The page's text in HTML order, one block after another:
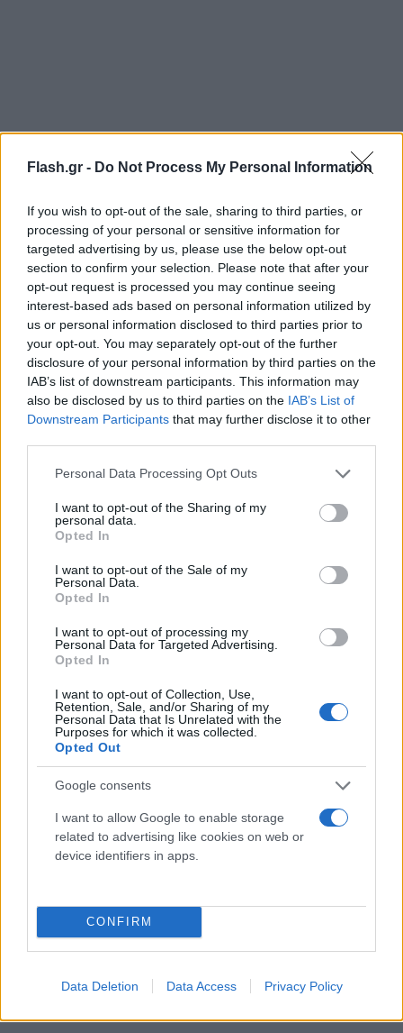
Flash.gr - Do Not Process My Personal Information
If you wish to opt-out of the sale, sharing to third parties, or
processing of your personal or sensitive information for
targeted advertising by us, please use the below opt-out
section to confirm your selection. Please note that after your
opt-out request is processed you may continue seeing
interest-based ads based on personal information utilized by
us or personal information disclosed to third parties prior to
your opt-out. You may separately opt-out of the further
disclosure of your personal information by third parties on the
IAB’s list of downstream participants. This information may
also be disclosed by us to third parties on the IAB’s List of
Downstream Participants that may further disclose it to other
Please note that this website/app uses one or more Google
not limited to your visit or usage behaviour. You may click to
grant or deny consent to Google and its third-party tags to
use your data for below specified purposes in below Google
consent section.
Personal Data Processing Opt Outs
I want to opt-out of the Sharing of my
personal data.
Opted In
I want to opt-out of the Sale of my
Personal Data.
Opted In
I want to opt-out of processing my
Personal Data for Targeted Advertising.
Opted In
I want to opt-out of Collection, Use,
Retention, Sale, and/or Sharing of my
Personal Data that Is Unrelated with the
Purposes for which it was collected.
Opted Out
Google consents
I want to allow Google to enable storage
related to advertising like cookies on web or
device identifiers in apps.
CONFIRM
Data Deletion Data Access Privacy Policy
«Μόλις φτάσουμε σε έναν κρίσιμο όγκο, όταν
εμβολιαστούν αρκετά εκατομμύρια άνθρωποι, θα
μπορέσουμε να ανοίξουμε ξανά το εμπόριο, τα
καταστήματα, τα εστιατόρια, τα πάντα. Κάποιος θα
μπορεί να ταξιδέψει στο εξωτερικό, να
δραστηριοποιείται επιχειρηματικά και να ταξιδέψει
στο Ντουμπάι, το Αμπού Ντάμπι, το Μπαχρέιν»,
είπε ο Νετανιάχου. Ο συντηρητικός πρωθυπουργός
θα είναι για πολλοστή φορά υποψήφιος στις
πρόωρες εκλογές της 23ης Μαρτίου, που
προκηρύχθηκαν μετά την κατάρρευση του
κυβερνώντος συνασπισμού, την περασμένη
εβδομάδα.